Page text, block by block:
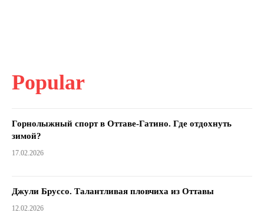
Popular
Горнолыжный спорт в Оттаве-Гатино. Где отдохнуть
зимой?
17.02.2026
Джули Бруссо. Талантливая пловчиха из Оттавы
12.02.2026